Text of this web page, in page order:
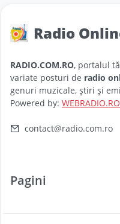
Radio
RADIO.COM.RO, portalul
variate posturi de radio
genuri muzicale, știri și
Powered by: WEBRADIO.RO
contact@radio.com.ro
Pagini